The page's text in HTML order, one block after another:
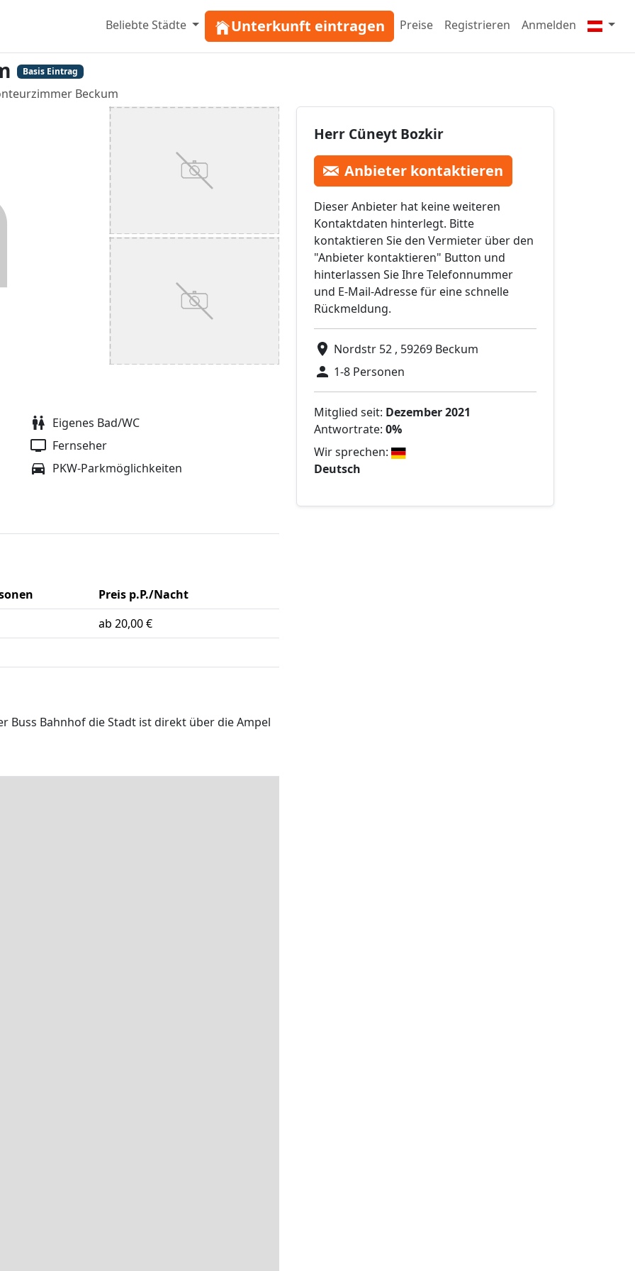
Beliebte Städte Unterkunft eintragen Preise Registrieren Anmelden
Basis Eintrag
Beckum
Herr Cüneyt Bozkir
Anbieter kontaktieren
Dieser Anbieter hat keine weiteren
Kontaktdaten hinterlegt. Bitte
kontaktieren Sie den Vermieter über den
"Anbieter kontaktieren" Button und
hinterlassen Sie Ihre Telefonnummer
und E-Mail-Adresse für eine schnelle
Rückmeldung.
Nordstr 52 , 59269 Beckum
1-8 Personen
Mitglied seit: Dezember 2021
Antwortrate: 0%
Wir sprechen:
Deutsch
Eigenes Bad/WC
Fernseher
PKW-Parkmöglichkeiten
Preis p.P./Nacht
ab 20,00 €
Buss Bahnhof die Stadt ist direkt über die Ampel